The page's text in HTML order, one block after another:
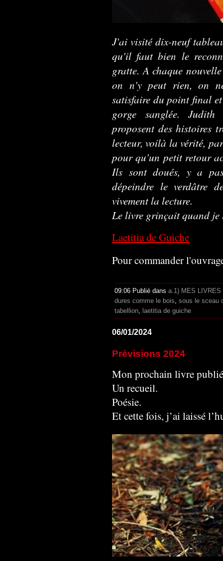
J'ai visité dix-neuf
qu'il faut bien le
gratte. A chaque
on n'y peut rien, on
satisfaire du point final
gorge sanglée.
proposent des histoires
lecteur, voilà la vérité,
pour qu'un petit retour
Ils sont doués, y a
dépeindre le verdâtre
vivement la lecture.
Le livre grinçait quand je
Laetitia de Guiche
Pour commander
09:06 Publié dans a.1) MES LIVRES
dures comme le bois, sous le sceau
tabellion, laetitia de guiche
06/01/2024
Prévisions 2024
Mon prochain livre
Un recueil.
Poésie.
Et cette fois, j’ai laissé